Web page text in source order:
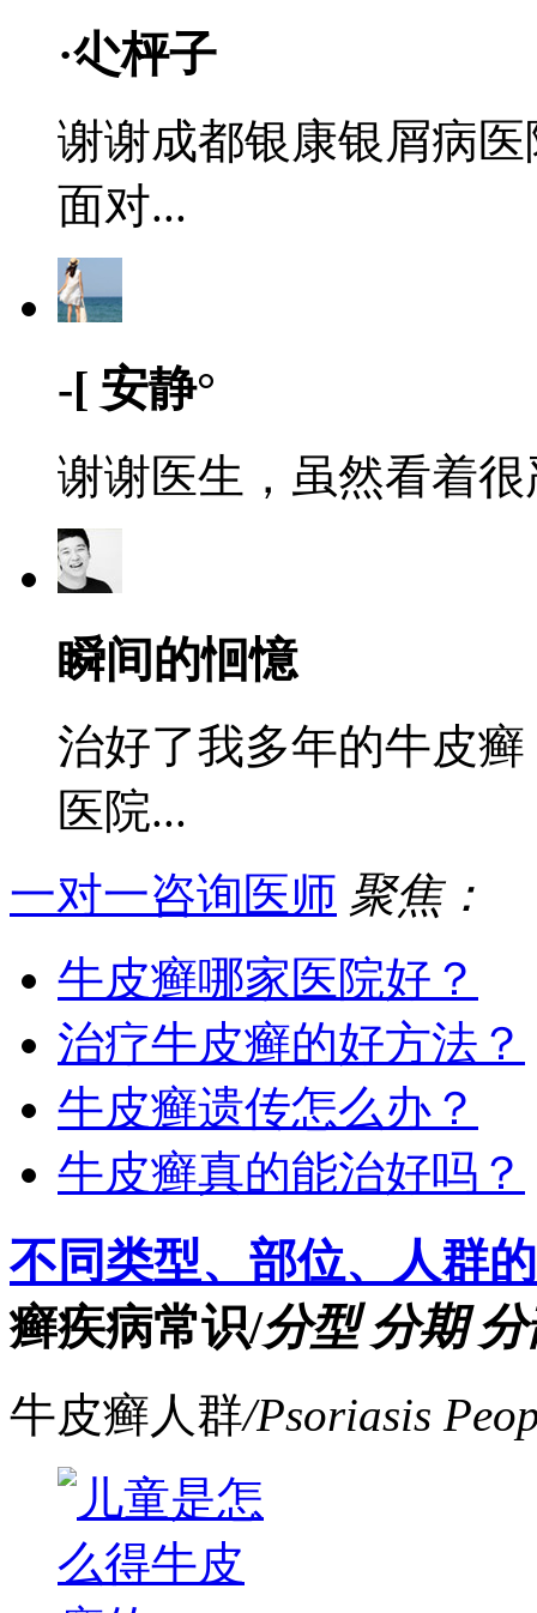
·尐枰子
谢谢成都银康银屑病
面对...
-[ 安静°
谢谢医生，虽然看着
瞬间的恛憶
治好了我多年的牛皮
医院...
一对一咨询医师 聚焦：
牛皮癣哪家医院好？
治疗牛皮癣的好方法？
牛皮癣遗传怎么办？
牛皮癣真的能治好吗？
不同类型、部位、人群
癣疾病常识/分型 分期
牛皮癣人群/Psoriasis